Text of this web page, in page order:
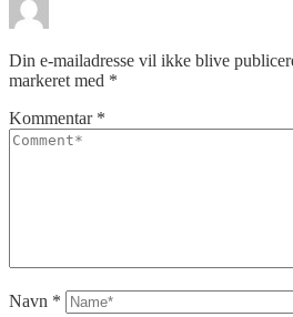
Din e-mailadresse vil ikke blive
markeret med *
Kommentar *
Navn *